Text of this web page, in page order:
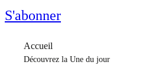
S'abonner
Accueil
Découvrez la Une du jour